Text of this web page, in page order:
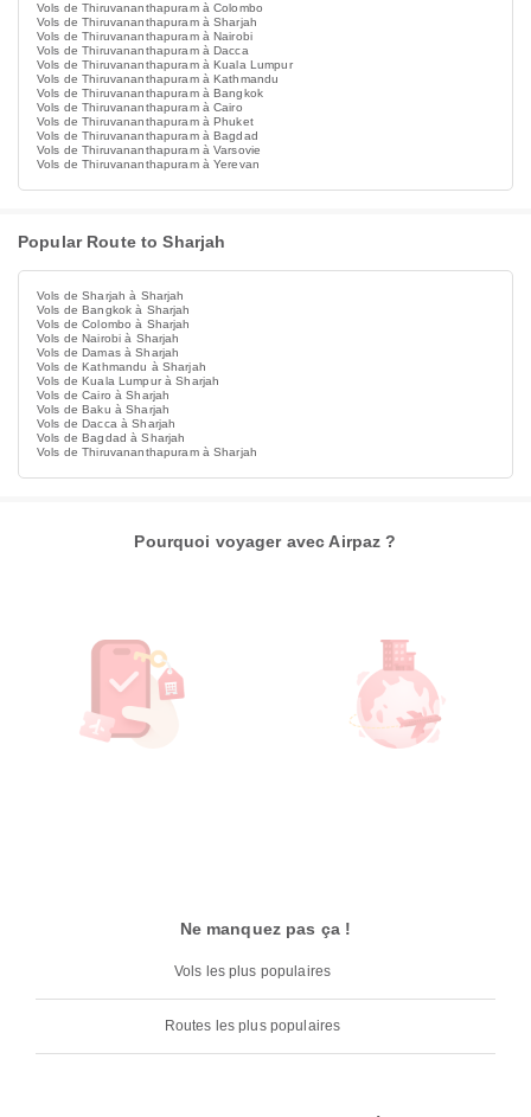
Vols de Thiruvananthapuram à Colombo
Vols de Thiruvananthapuram à Sharjah
Vols de Thiruvananthapuram à Nairobi
Vols de Thiruvananthapuram à Dacca
Vols de Thiruvananthapuram à Kuala Lumpur
Vols de Thiruvananthapuram à Kathmandu
Vols de Thiruvananthapuram à Bangkok
Vols de Thiruvananthapuram à Cairo
Vols de Thiruvananthapuram à Phuket
Vols de Thiruvananthapuram à Bagdad
Vols de Thiruvananthapuram à Varsovie
Vols de Thiruvananthapuram à Yerevan
Popular Route to Sharjah
Vols de Sharjah à Sharjah
Vols de Bangkok à Sharjah
Vols de Colombo à Sharjah
Vols de Nairobi à Sharjah
Vols de Damas à Sharjah
Vols de Kathmandu à Sharjah
Vols de Kuala Lumpur à Sharjah
Vols de Cairo à Sharjah
Vols de Baku à Sharjah
Vols de Dacca à Sharjah
Vols de Bagdad à Sharjah
Vols de Thiruvananthapuram à Sharjah
Pourquoi voyager avec Airpaz ?
Ne manquez pas ça !
Vols les plus populaires
Routes les plus populaires